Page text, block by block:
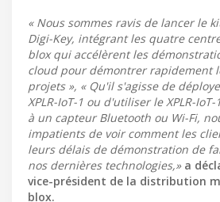
« Nous sommes ravis de lancer le
Digi-Key, intégrant les quatre
blox qui accélèrent les
cloud pour démontrer rapidement
projets », « Qu'il s'agisse de
XPLR-IoT-1 ou d'utiliser le XPLR-
à un capteur Bluetooth ou Wi-Fi,
impatients de voir comment les
leurs délais de démonstration de
nos dernières technologies,» a
vice-président de la distribution
blox.